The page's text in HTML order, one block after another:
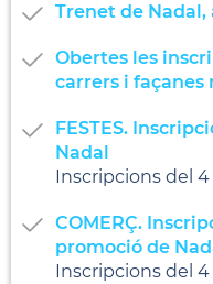
Trenet de
Obertes les
carrers i façanes
FESTES.
Nadal
Inscripcions del
COMERÇ.
promoció de
Inscripcions del